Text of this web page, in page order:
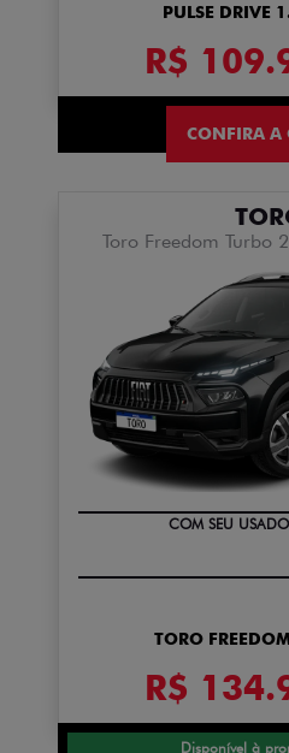
PULSE DRIVE
R$
CONFIRA A
Toro Freedom Turbo
COM SEU
TORO
R$
Disponível à